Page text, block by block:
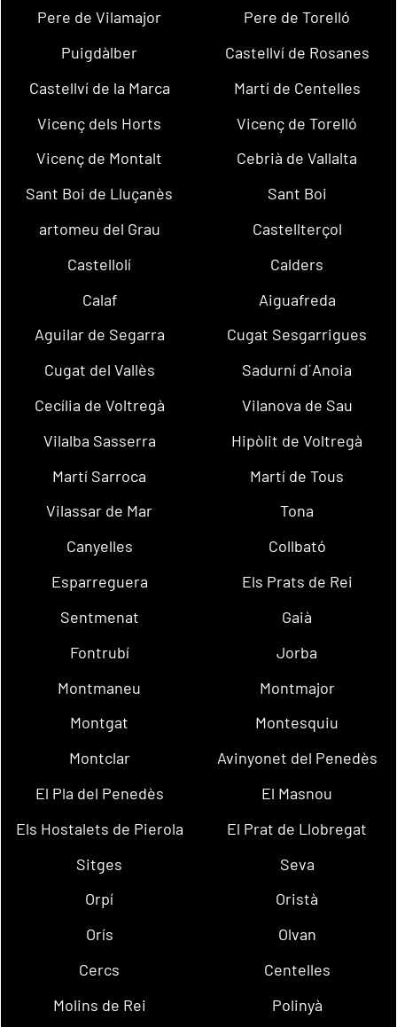
Pere de Vilamajor
Pere de Torelló
Puigdàlber
Castellví de Rosanes
Castellví de la Marca
Martí de Centelles
Vicenç dels Horts
Vicenç de Torelló
Vicenç de Montalt
Cebrià de Vallalta
Sant Boi de Lluçanès
Sant Boi
artomeu del Grau
Castellterçol
Castellolí
Calders
Calaf
Aiguafreda
Aguilar de Segarra
Cugat Sesgarrigues
Cugat del Vallès
Sadurní d´Anoia
Cecília de Voltregà
Vilanova de Sau
Vilalba Sasserra
Hipòlit de Voltregà
Martí Sarroca
Martí de Tous
Vilassar de Mar
Tona
Canyelles
Collbató
Esparreguera
Els Prats de Rei
Sentmenat
Gaià
Fontrubí
Jorba
Montmaneu
Montmajor
Montgat
Montesquiu
Montclar
Avinyonet del Penedès
El Pla del Penedès
El Masnou
Els Hostalets de Pierola
El Prat de Llobregat
Sitges
Seva
Orpí
Oristà
Orís
Olvan
Cercs
Centelles
Molins de Rei
Polinyà